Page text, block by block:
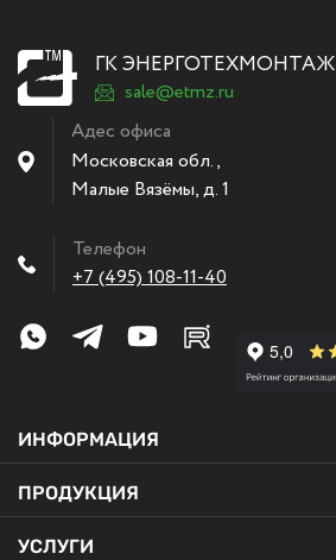
ГК ЭНЕРГОТЕХМОНТАЖ
sale@etmz.ru
Адес офиса
Московская обл.,
Малые Вязёмы,д. 1
Телефон
+7 (495) 108-11-40
ИНФОРМАЦИЯ
ПРОДУКЦИЯ
УСЛУГИ